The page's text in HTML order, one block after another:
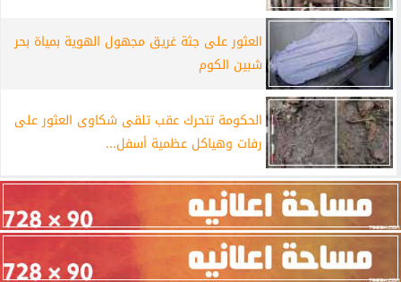
العثور على جثة غريق مجهول الهوية بمياة بحر
شبين الكوم
الحكومة تتحرك عقب تلقى شكاوى العثور على
رفات وهياكل عظمية أسفل...